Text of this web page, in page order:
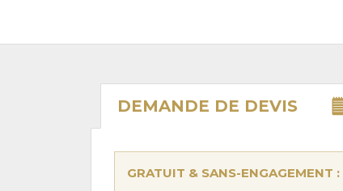
DEMANDE DE DEVIS
GRATUIT & SANS-ENGAGEMENT :